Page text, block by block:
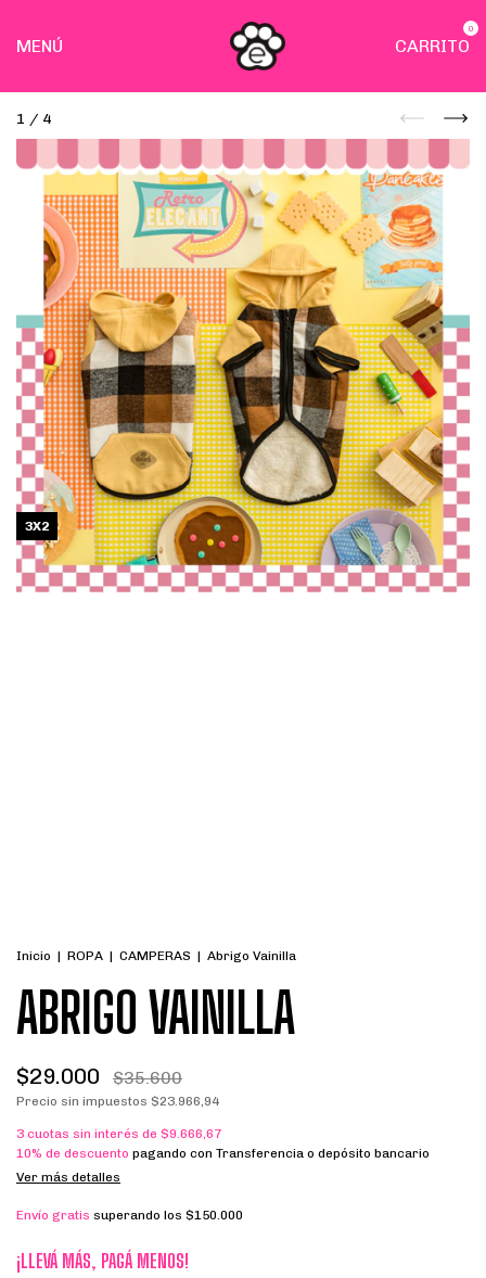
MENÚ CARRITO
0
1 / 4
3X2
Inicio | ROPA | CAMPERAS | Abrigo Vainilla
ABRIGO VAINILLA
$29.000 $35.600
Precio sin impuestos $23.966,94
3 cuotas sin interés de $9.666,67
10% de descuento pagando con Transferencia o depósito bancario
Ver más detalles
Envío gratis superando los $150.000
¡LLEVÁ MÁS, PAGÁ MENOS!